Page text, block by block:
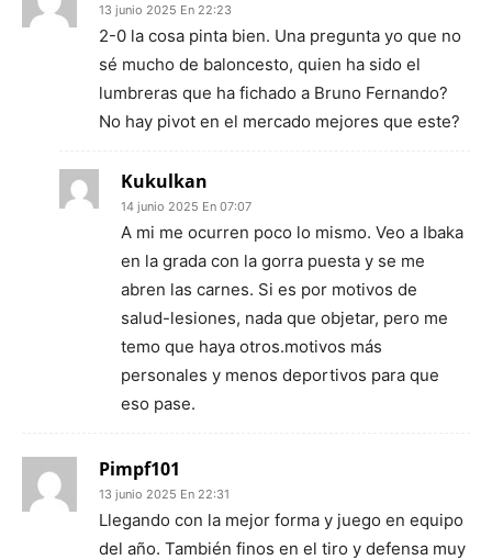
13 junio 2025 En 22:23
2-0 la cosa pinta bien. Una pregunta yo que no
sé mucho de baloncesto, quien ha sido el
lumbreras que ha fichado a Bruno Fernando?
No hay pivot en el mercado mejores que este?
Kukulkan
14 junio 2025 En 07:07
A mi me ocurren poco lo mismo. Veo a Ibaka
en la grada con la gorra puesta y se me
abren las carnes. Si es por motivos de
salud-lesiones, nada que objetar, pero me
temo que haya otros.motivos más
personales y menos deportivos para que
eso pase.
Pimpf101
13 junio 2025 En 22:31
Llegando con la mejor forma y juego en equipo
del año. También finos en el tiro y defensa muy